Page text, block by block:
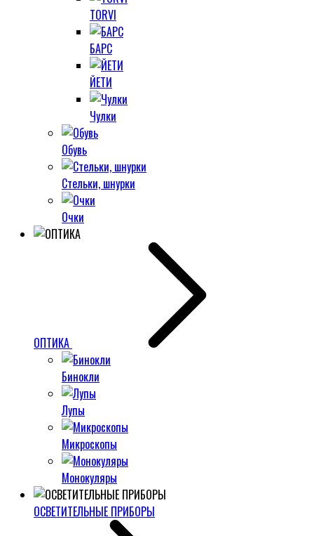
TORVI
БАРС
ЙЕТИ
Чулки
Обувь
Стельки, шнурки
Очки
ОПТИКА
Бинокли
Лупы
Микроскопы
Монокуляры
ОСВЕТИТЕЛЬНЫЕ ПРИБОРЫ